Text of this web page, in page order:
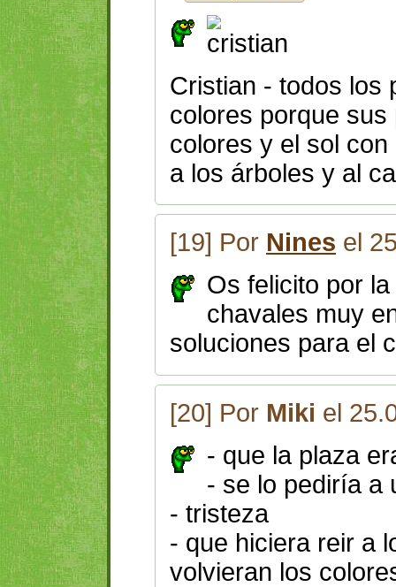
Cristian - todos los
colores porque
colores y el sol
a los árboles y al
[19] Por Nines el
Os felicito por
chavales muy
soluciones para el
[20] Por Miki el
- que la plaza
- se lo pediría a
- tristeza
- que hiciera reir a
volvieran los